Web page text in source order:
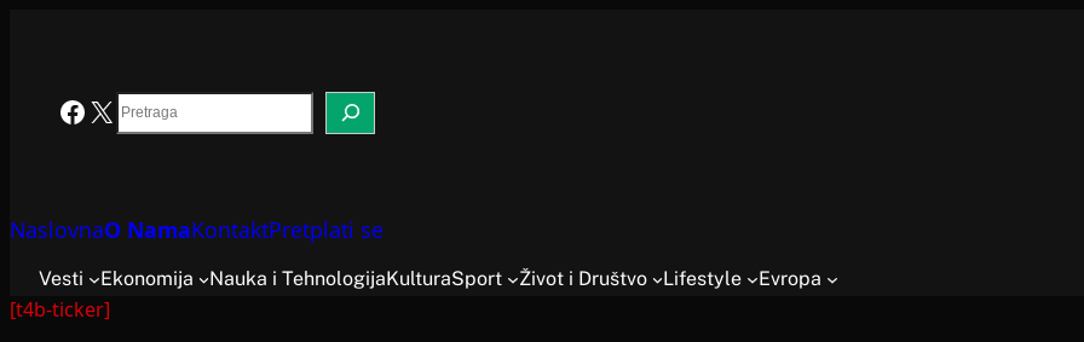
Facebook
X Search
NaslovnaO NamaKontaktPretplati se
Vesti Ekonomija Nauka i TehnologijaKulturaSport Život i Društvo Lifestyle Evropa
[t4b-ticker]